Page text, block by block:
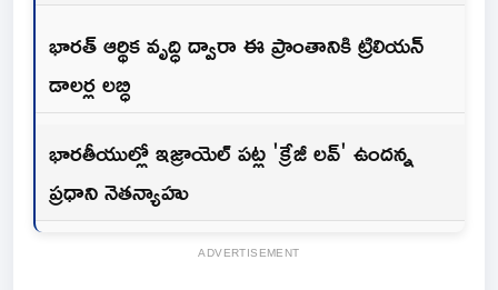
భారత్ ఆర్థిక వృద్ధి ద్వారా ఈ ప్రాంతానికి ట్రిలియన్
డాలర్ల లబ్ధి
భారతీయుల్లో ఇజ్రాయెల్ పట్ల 'క్రేజీ లవ్' ఉందన్న
ప్రధాని నెతన్యాహు
ADVERTISEMENT